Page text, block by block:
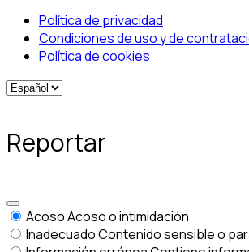
Política de privacidad
Condiciones de uso y de
Política de cookies
Reportar
AcosoAcoso o intimidación
InadecuadoContenido sensible o